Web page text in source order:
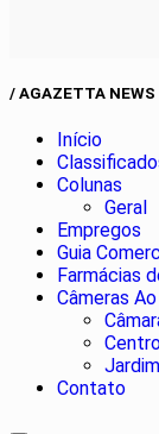
/ AGAZETTA NEWS
Início
Colunas
Geral
Empregos
Guia
Farmácias
Câmeras
Contato